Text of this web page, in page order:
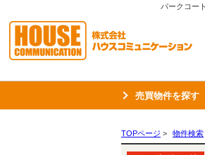
パークコー
売買物件を探す
TOPページ > 物件検索